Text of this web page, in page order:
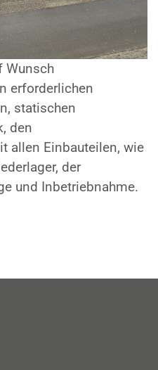
Wunsch
erforderlichen
statischen
den
allen Einbauteilen, wie
der
und Inbetriebnahme.